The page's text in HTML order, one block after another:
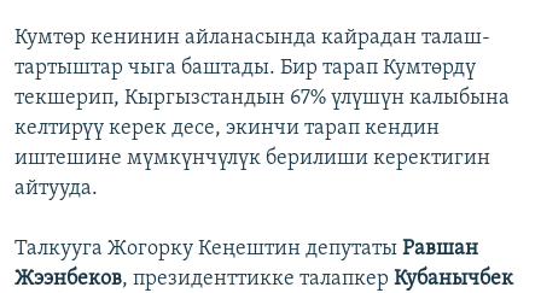
Кумтөр кенинин айланасында кайрадан талаш-
тартыштар чыга баштады. Бир тарап Кумтөрдү
текшерип, Кыргызстандын 67% үлүшүн калыбына
келтирүү керек десе, экинчи тарап кендин
иштешине мүмкүнчүлүк берилиши керектигин
айтууда.
Талкууга Жогорку Кеңештин депутаты Равшан
Жээнбеков, президенттикке талапкер Кубанычбек